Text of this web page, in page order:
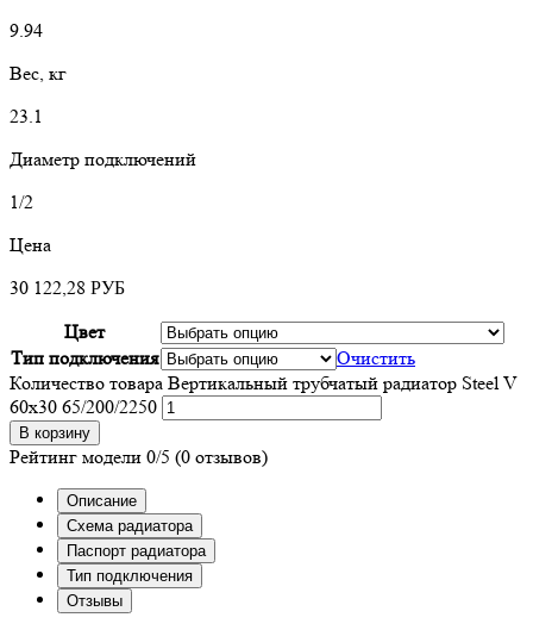
9.94
Вес, кг
23.1
Диаметр подключений
1/2
Цена
30 122,28 РУБ
Цвет
Тип подключения
Очистить
Количество товара Вертикальный трубчатый радиатор Steel V
60х30 65/200/2250
В корзину
Рейтинг модели 0/5 (0 отзывов)
Описание
Схема радиатора
Паспорт радиатора
Тип подключения
Отзывы